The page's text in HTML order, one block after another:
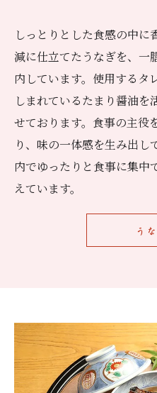
しっとりとした食感の中に
減に仕立てたうなぎを、一
内しています。使用するタ
しまれているたまり醤油を
せております。食事の主役
り、味の一体感を生み出し
内でゆったりと食事に集中
えています。
う